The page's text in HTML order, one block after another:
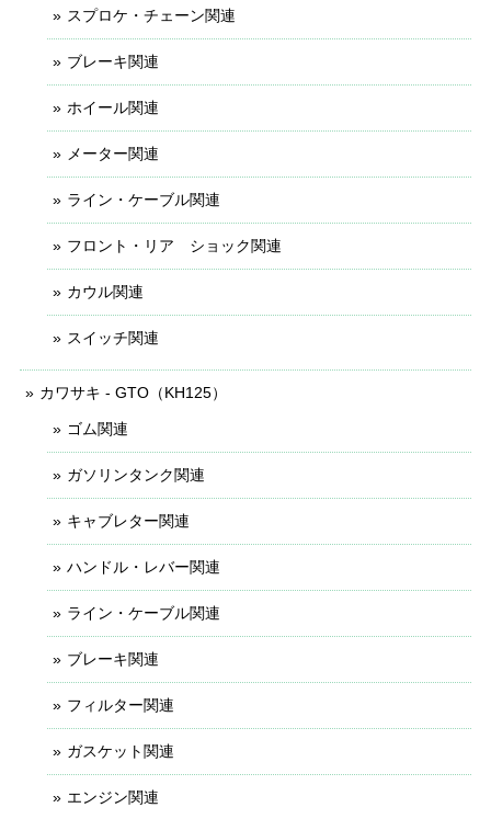
スプロケ・チェーン関連
ブレーキ関連
ホイール関連
メーター関連
ライン・ケーブル関連
フロント・リア ショック関連
カウル関連
スイッチ関連
カワサキ - GTO（KH125）
ゴム関連
ガソリンタンク関連
キャブレター関連
ハンドル・レバー関連
ライン・ケーブル関連
ブレーキ関連
フィルター関連
ガスケット関連
エンジン関連